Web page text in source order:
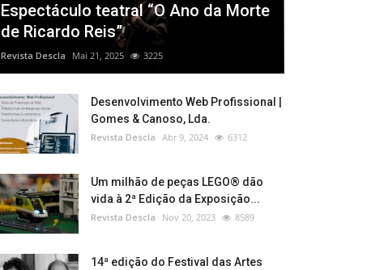
Espectáculo teatral “O Ano da Morte
de Ricardo Reis”
Revista Descla Mai 21, 2025 3225
Desenvolvimento Web Profissional |
Gomes & Canoso, Lda.
Revista Descla Abr 9, 2024 6312
Um milhão de peças LEGO® dão
vida à 2ª Edição da Exposição...
Revista Descla Nov 20, 2023 8589
14ª edição do Festival das Artes